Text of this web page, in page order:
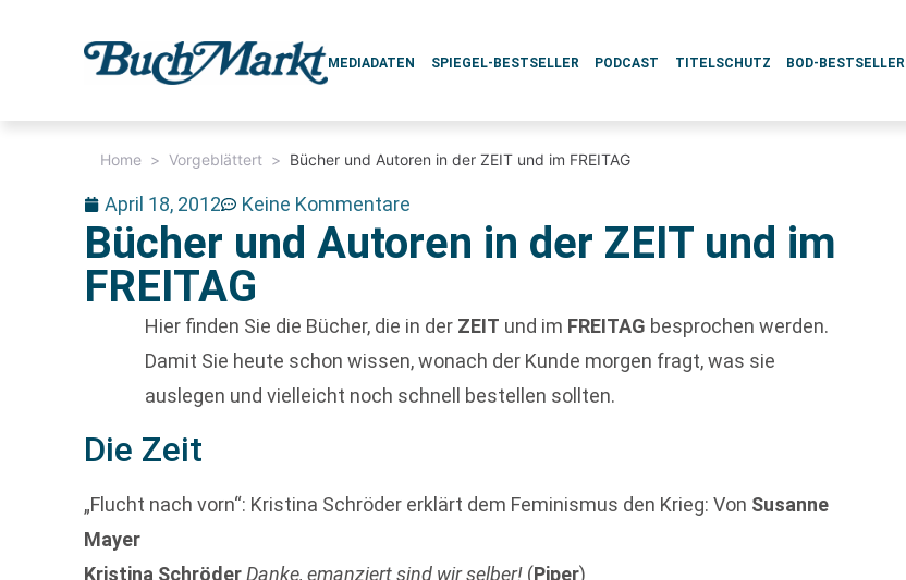
MEDIADATEN SPIEGEL-BESTSELLER PODCAST TITELSCHUTZ BOD-BESTSELLER
Home > Vorgeblättert > Bücher und Autoren in der ZEIT und im FREITAG
April 18, 2012 Keine Kommentare
Bücher und Autoren in der ZEIT und im
FREITAG
Hier finden Sie die Bücher, die in der ZEIT und im FREITAG besprochen werden.
Damit Sie heute schon wissen, wonach der Kunde morgen fragt, was sie
auslegen und vielleicht noch schnell bestellen sollten.
Die Zeit
„Flucht nach vorn“: Kristina Schröder erklärt dem Feminismus den Krieg: Von Susanne
Mayer
Kristina Schröder Danke, emanziert sind wir selber! (Piper)